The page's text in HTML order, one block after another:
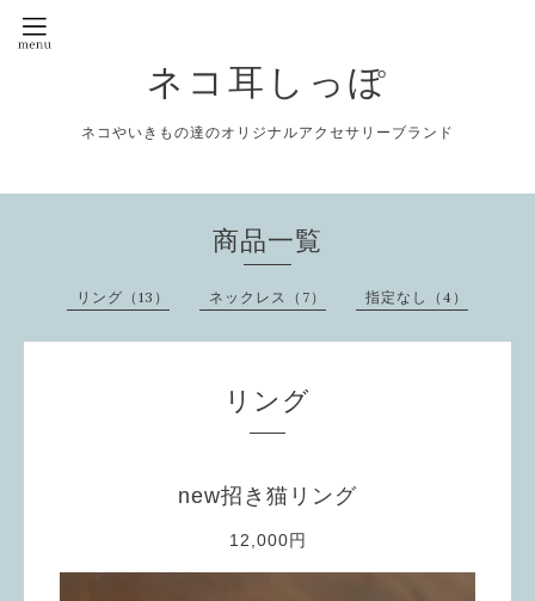
ネコ耳しっぽ
ネコやいきもの達のオリジナルアクセサリーブランド
商品一覧
リング（13） ネックレス（7） 指定なし（4）
リング
new招き猫リング
12,000円